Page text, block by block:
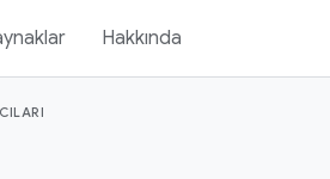
Hakkında